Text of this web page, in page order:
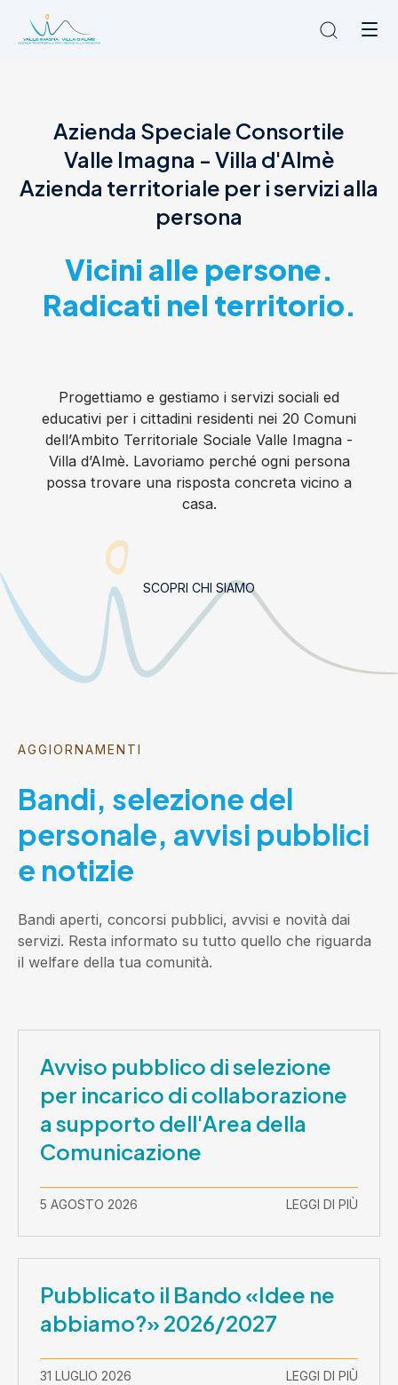
L'Ambito
Cosa facciamo
News
Amministrazione trasparente
Azienda Speciale Consortile
Valle Imagna - Villa d'Almè
Azienda territoriale per i servizi alla
persona
Vicini alle persone.
Radicati nel territorio.
Progettiamo e gestiamo i servizi sociali ed
educativi per i cittadini residenti nei 20 Comuni
dell’Ambito Territoriale Sociale Valle Imagna -
Villa d’Almè. Lavoriamo perché ogni persona
possa trovare una risposta concreta vicino a
casa.
SCOPRI CHI SIAMO
AGGIORNAMENTI
Bandi, selezione del
personale, avvisi pubblici
e notizie
Bandi aperti, concorsi pubblici, avvisi e novità dai
servizi. Resta informato su tutto quello che riguarda
il welfare della tua comunità.
Avviso pubblico di selezione
per incarico di collaborazione
a supporto dell'Area della
Comunicazione
5 AGOSTO 2026 LEGGI DI PIÙ
Pubblicato il Bando «Idee ne
abbiamo?» 2026/2027
31 LUGLIO 2026 LEGGI DI PIÙ